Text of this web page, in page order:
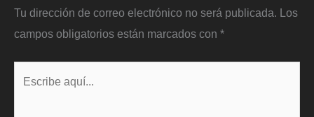
Tu dirección de correo electrónico no será publicada. Los
campos obligatorios están marcados con *